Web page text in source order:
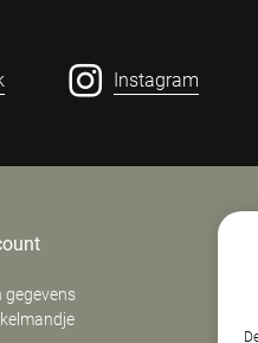
Instagram
gegevens
E.